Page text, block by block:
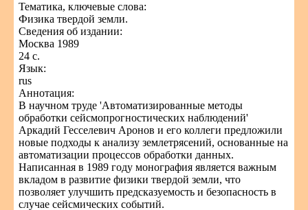
Тематика, ключевые слова:
Физика твердой земли.
Сведения об издании:
Москва 1989
24 с.
Язык:
rus
Аннотация:
В научном труде 'Автоматизированные методы
обработки сейсмопрогностических наблюдений'
Аркадий Гесселевич Аронов и его коллеги предложили
новые подходы к анализу землетрясений, основанные на
автоматизации процессов обработки данных.
Написанная в 1989 году монография является важным
вкладом в развитие физики твердой земли, что
позволяет улучшить предсказуемость и безопасность в
случае сейсмических событий.